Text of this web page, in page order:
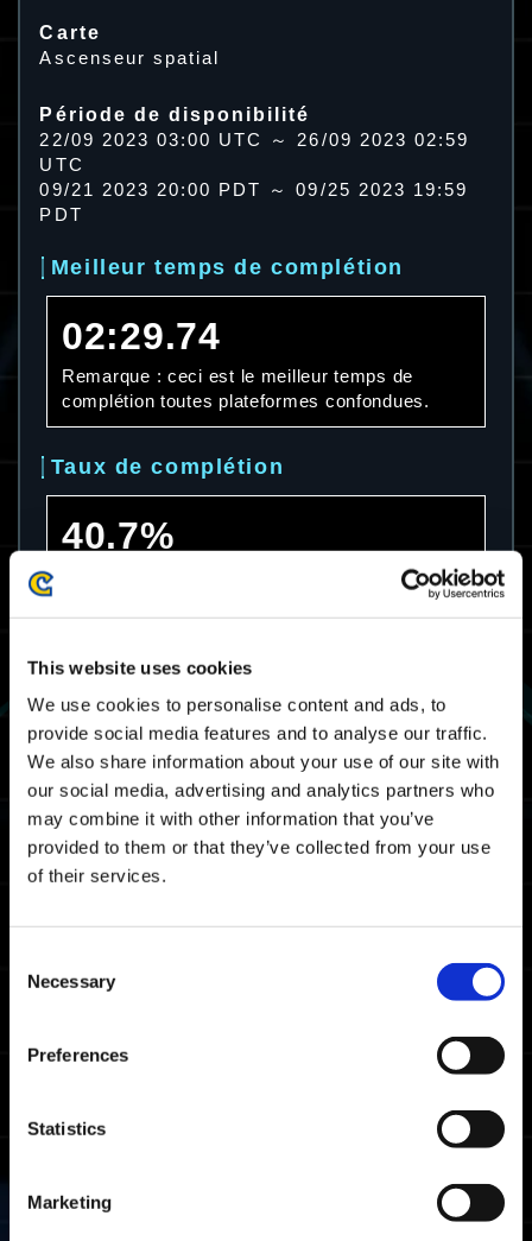
This website uses cookies
We use cookies to personalise content and ads, to
provide social media features and to analyse our traffic.
We also share information about your use of our site with
our social media, advertising and analytics partners who
may combine it with other information that you’ve
provided to them or that they’ve collected from your use
of their services.
Selection
Necessary
Preferences
Statistics
Marketing
Carte
Ascenseur spatial
Période de disponibilité
22/09 2023 03:00 UTC ～ 26/09 2023 02:59
UTC
09/21 2023 20:00 PDT ～ 09/25 2023 19:59
PDT
Meilleur temps de complétion
02:29.74
Remarque : ceci est le meilleur temps de
complétion toutes plateformes confondues.
Taux de complétion
40.7%
Remarque : ceci est le taux de complétion
Temps de complétion moyen
07:15.14
Remarque : ceci est le temps de complétion
moyen toutes plateformes confondues.
Temps à battre pour le classement
Maître
06:08.67
04:11.80
Steam🄬 03:57.75
Temps à battre pour le classement
Xbox Series X|S/Xbox
One/Windows
07:52.18